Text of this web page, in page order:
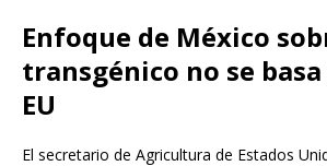
Enfoque de México
transgénico no se
EU
El secretario de Agricultura de Estados